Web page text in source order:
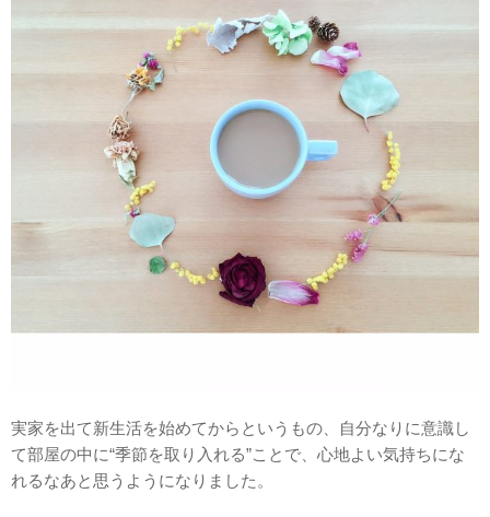
実家を出て新生活を始めてからというもの、自分なりに意識し
て部屋の中に“季節を取り入れる”ことで、心地よい気持ちにな
れるなあと思うようになりました。